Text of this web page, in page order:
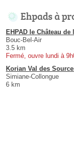
Ehpads à
EHPAD le Château de
Bouc-Bel-Air
3.5 km
Fermé, ouvre lundi à
Korian Val des
Simiane-Collongue
6 km